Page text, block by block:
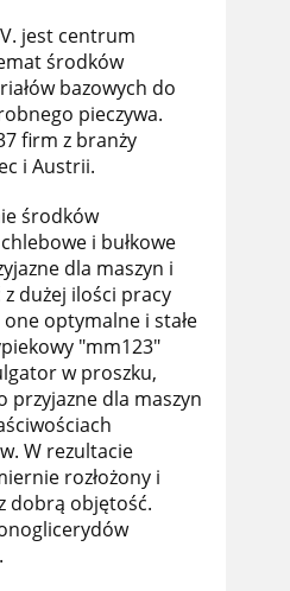
jest centrum
środków
bazowych do
pieczywa.
firm z branży
i Austrii.
środków
i bułkowe
dla maszyn i
dużej ilości pracy
optymalne i stałe
"mm123"
w proszku,
przyjazne dla maszyn
W rezultacie
rozłożony i
dobrą objętość.